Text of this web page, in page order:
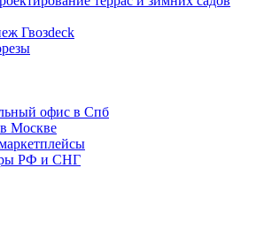
Гвозdeck
офис в Спб
Москве
РФ и СНГ